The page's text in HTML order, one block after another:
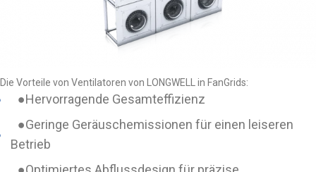
Die Vorteile von Ventilatoren von LONGWELL in FanGrids:
●Hervorragende Gesamteffizienz
●Geringe Geräuschemissionen für einen leiseren
Betrieb